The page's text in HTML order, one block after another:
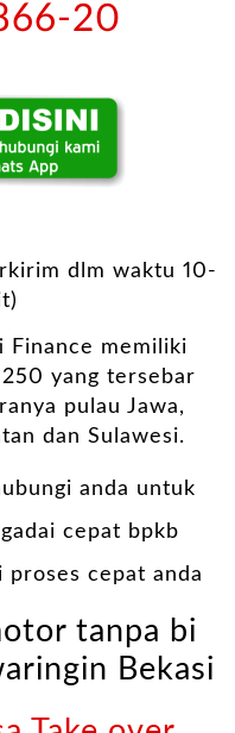
20
dlm waktu 10-
Finance memiliki
yang tersebar
pulau Jawa,
dan Sulawesi.
anda untuk
cepat bpkb
proses cepat anda
tanpa bi
Bekasi